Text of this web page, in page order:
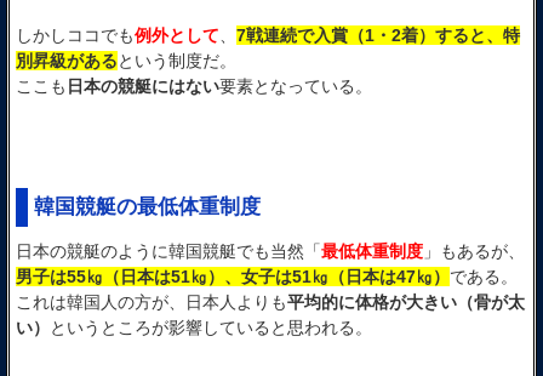
しかしココでも例外として
7戦連続で入賞（1・2着）すると、特
別昇級があるという制度だ。
ここも 日本の競艇にはない要素となっている。
韓国競艇の最低体重制度
日本の競艇のように韓国競艇でも当然「最低体重制度 」もあるが、
男子は55㎏（日本は51㎏）、女子は51㎏（日本は47㎏） である。
これは韓国人の方が、日本人よりも平均的に体格が大きい（骨が太
い）
というところが影響していると思われる。